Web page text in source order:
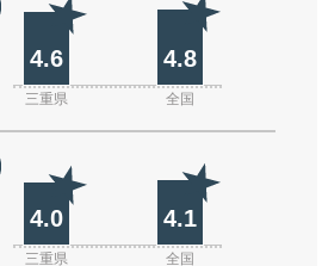
4.6 4.8
三重県 全国
4.0 4.1
三重県 全国